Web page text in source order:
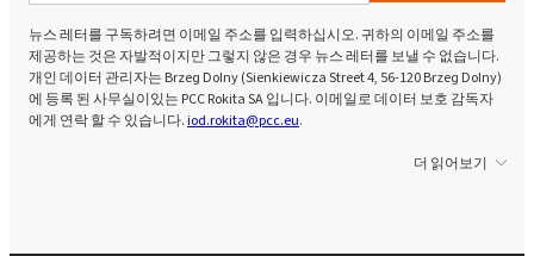
뉴스 레터를 구독하려면 이메일 주소를 입력하십시오. 귀하의 이메일 주소를
제공하는 것은 자발적이지만 그렇지 않은 경우 뉴스 레터를 보낼 수 없습니다.
개인 데이터 관리자는 Brzeg Dolny (Sienkiewicza Street 4, 56-120 Brzeg Dolny)
에 등록 된 사무실이있는 PCC Rokita SA 입니다. 이메일로 데이터 보호 감독자
에게 연락 할 수 있습니다.iod.rokita@pcc.eu.
더 읽어보기